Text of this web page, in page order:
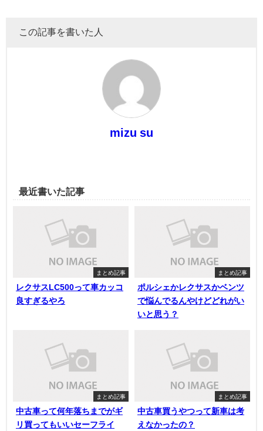
この記事を書いた人
mizu su
最近書いた記事
まとめ記事
レクサスLC500って車カッコ
良すぎるやろ
まとめ記事
ポルシェかレクサスかベンツ
で悩んでるんやけどどれがい
いと思う？
まとめ記事
中古車って何年落ちまでがギ
リ買ってもいいセーフライ
まとめ記事
中古車買うやつって新車は考
えなかったの？